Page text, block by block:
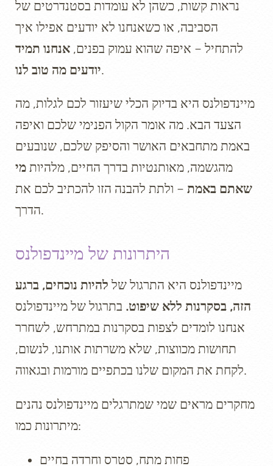
נראות קשות, כשהן לא עומדות בסטנדרטים של
הסביבה, או כשאנחנו לא יודעים אפילו איך
להתחיל – איפה שהוא עמוק בפנים, אנחנו תמיד
יודעים מה טוב לנו.
מיינדפולנס היא בדיוק הכלי שיעזור לכם לגלות, מה
הצעד הבא. מה אומר הקול הפנימי שלכם ואיפה
באמת מתחבאים האושר והסיפק שלכם, שנובעים
מהגשמה, מאותנטיות בדרך החיים, מלהיות מי
שאתם באמת – ולתת להבנה הזו להכתיב לכם את
הדרך.
היתרונות של מיינדפולנס
מיינדפולנס היא התרגול של להיות נוכחים, ברגע
הזה, בסקרנות ללא שיפוט. בתרגול של מיינדפולנס
אנחנו לומדים לצפות בסקרנות במתרחש, לשחרר
תחושות מכווצות, שלא משרתות אותנו, לנשום,
לקחת את המקום שלנו בכתפיים מורמות ובגאווה.
מחקרים מראים שמי שמתרגלים מיינדפולנס נהנים
מיתרונות כמו:
פחות מתח, סטרס וחרדה בחיים